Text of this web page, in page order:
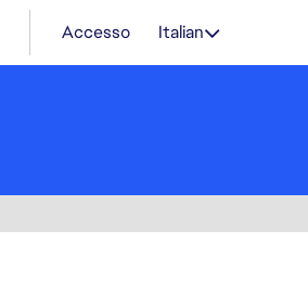
Accesso Italian